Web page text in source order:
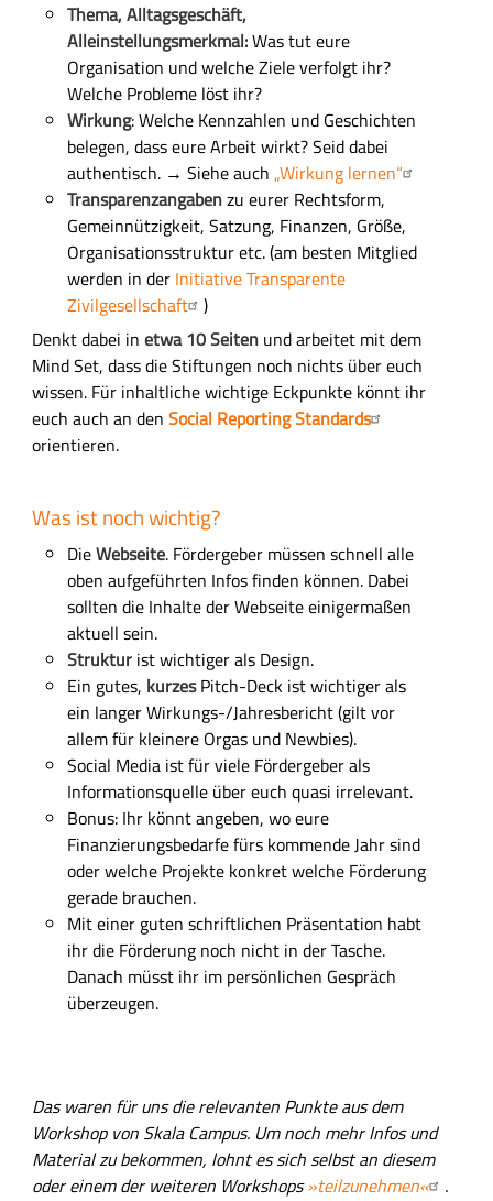
Thema, Alltagsgeschäft,
Alleinstellungsmerkmal:Was tut eure
Organisation und welche Ziele verfolgt ihr?
Welche Probleme löst ihr?
Wirkung: Welche Kennzahlen und Geschichten
belegen, dass eure Arbeit wirkt? Seid dabei
authentisch. → Siehe auch „Wirkung lernen“
Transparenzangabenzu eurer Rechtsform,
Gemeinnützigkeit, Satzung, Finanzen, Größe,
Organisationsstruktur etc. (am besten Mitglied
werden in derInitiative Transparente
Zivilgesellschaft )
Denkt dabei in etwa 10 Seiten und arbeitet mit dem
Mind Set, dass die Stiftungen noch nichts über euch
wissen. Für inhaltliche wichtige Eckpunkte könnt ihr
euch auch an den Social Reporting Standards
orientieren.
Was ist noch wichtig?
DieWebseite. Fördergeber müssen schnell alle
oben aufgeführten Infos finden können. Dabei
sollten die Inhalte der Webseite einigermaßen
aktuell sein.
Strukturist wichtiger als Design.
Ein gutes, kurzesPitch-Deck ist wichtiger als
ein langer Wirkungs-/Jahresbericht (gilt vor
allem für kleinere Orgas und Newbies).
Social Media ist für viele Fördergeber als
Informationsquelle über euch quasi irrelevant.
Bonus: Ihr könnt angeben, wo eure
Finanzierungsbedarfe fürs kommende Jahr sind
oder welche Projekte konkret welche Förderung
gerade brauchen.
Mit einer guten schriftlichen Präsentation habt
ihr die Förderung noch nicht in der Tasche.
Danach müsst ihr im persönlichen Gespräch
überzeugen.
Das waren für uns die relevanten Punkte aus dem
Workshop von Skala Campus. Um noch mehr Infos und
Material zu bekommen, lohnt es sich selbst an diesem
oder einem der weiteren Workshops»teilzunehmen« .